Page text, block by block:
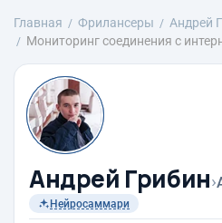
Главная Фрилансеры Андрей
Мониторинг соединения с
Андрей Грибин›
Нейросаммари